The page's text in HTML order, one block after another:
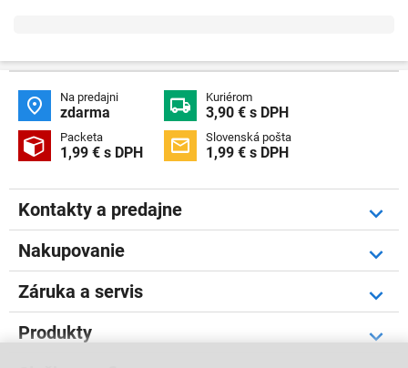
 Na predajni
zdarma  Kuriérom
3,90 € s DPH
 Packeta
1,99 € s DPH  Slovenská pošta
1,99 € s DPH
Kontakty a predajne
Nakupovanie
Záruka a servis
Produkty